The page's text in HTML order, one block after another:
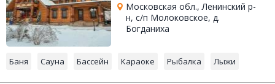
Московская обл., Ленинский р-
н, с/п Молоковское, д.
Богданиха
Баня Сауна Бассейн Караоке Рыбалка Лыжи